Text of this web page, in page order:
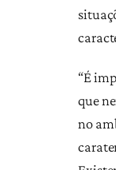
“É
que
no